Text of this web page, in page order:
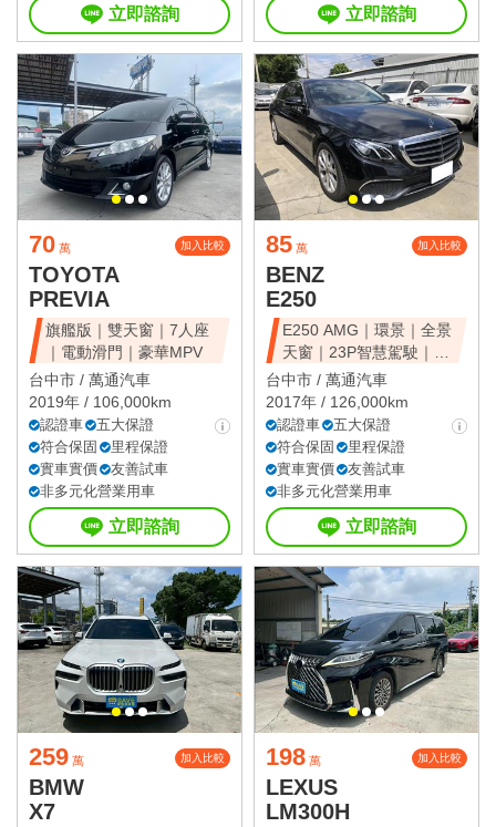
立即諮詢 立即諮詢
70 萬 加入比較
TOYOTA
PREVIA
旗艦版｜雙天窗｜7人座
｜電動滑門｜豪華MPV
台中市 / 萬通汽車
2019年 / 106,000km
認證車
五大保證
符合保固
里程保證
實車實價
友善試車
非多元化營業用車
立即諮詢
85 萬 加入比較
BENZ
E250
E250 AMG｜環景｜全景
天窗｜23P智慧駕駛｜總
代理
台中市 / 萬通汽車
2017年 / 126,000km
認證車
五大保證
符合保固
里程保證
實車實價
友善試車
非多元化營業用車
立即諮詢
259 萬 加入比較
BMW
X7
198 萬 加入比較
LEXUS
LM300H